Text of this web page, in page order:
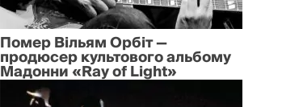
Помер Вільям Орбіт —
продюсер культового альбому
Мадонни «Ray of Light»